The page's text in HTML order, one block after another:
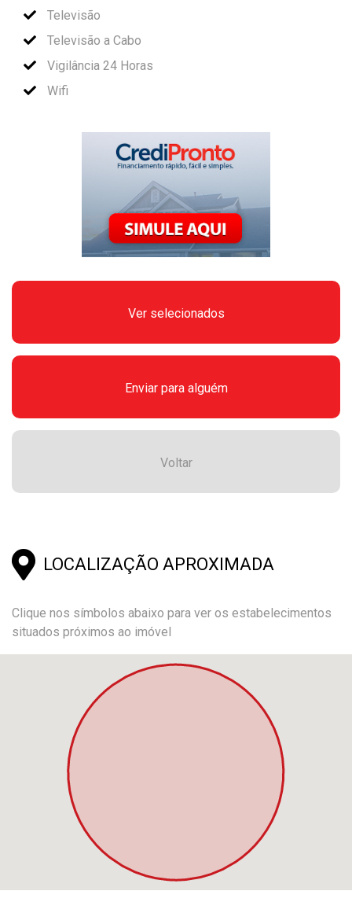
Televisão
Televisão a Cabo
Vigilância 24 Horas
Wifi
Ver selecionados
Enviar para alguém
Voltar
LOCALIZAÇÃO APROXIMADA
Clique nos símbolos abaixo para ver os estabelecimentos
situados próximos ao imóvel